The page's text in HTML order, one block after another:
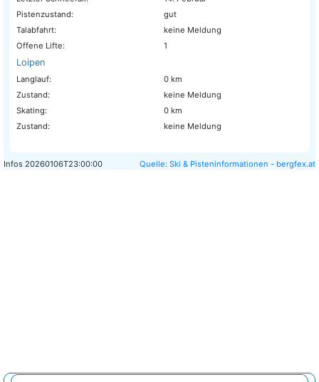
Pistenzustand:
gut
Talabfahrt:
keine Meldung
Offene Lifte:
1
Loipen
Langlauf:
0 km
Zustand:
keine Meldung
Skating:
0 km
Zustand:
keine Meldung
Infos 20260106T23:00:00 Quelle: Ski & Pisteninformationen - bergfex.at